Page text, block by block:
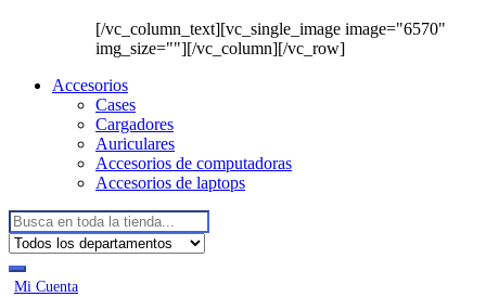
[/vc_column_text][vc_single_image image="6570"
img_size=""][/vc_column][/vc_row]
Accesorios
Cases
Cargadores
Auriculares
Accesorios de computadoras
Accesorios de laptops
Buscar:
Mi Cuenta